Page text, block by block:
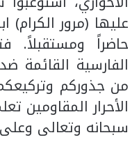
عليها (مرور الكرام)
حاضراً ومستقبلاً.
الفارسية القائمة
من جذوركم
الأحرار المقاومين
سبحانه وتعالى